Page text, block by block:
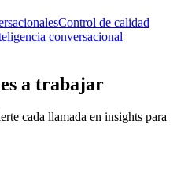
Control de calidad
conversacional
a trabajar
cada llamada en insights para